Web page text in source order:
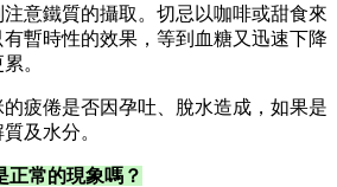
意鐵質的攝取。切忌以咖啡或甜食來
暫時性的效果，等到血糖又迅速下降
。
疲倦是否因孕吐、脫水造成，如果是
及水分。
正常的現象嗎？